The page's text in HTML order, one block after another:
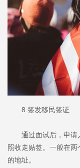
8.签发移民签证
通过面试后，申请
照收走贴签。一般在
的地址。